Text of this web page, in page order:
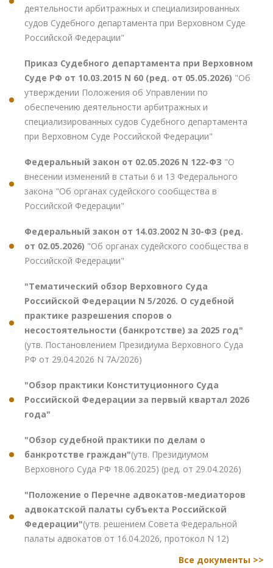
деятельности арбитражных и специализированных
судов Судебного департамента при Верховном Суде
Российской Федерации"
Приказ Судебного департамента при Верховном
Суде РФ от 10.03.2015 N 60 (ред. от 05.05.2026) "Об
утверждении Положения об Управлении по
обеспечению деятельности арбитражных и
специализированных судов Судебного департамента
при Верховном Суде Российской Федерации"
Федеральный закон от 02.05.2026 N 122-ФЗ "О
внесении изменений в статьи 6 и 13 Федерального
закона "Об органах судейского сообщества в
Российской Федерации"
Федеральный закон от 14.03.2002 N 30-ФЗ (ред.
от 02.05.2026) "Об органах судейского сообщества в
Российской Федерации"
"Тематический обзор Верховного Суда
Российской Федерации N 5/2026. О судебной
практике разрешения споров о
несостоятельности (банкротстве) за 2025 год"
(утв. Постановлением Президиума Верховного Суда
РФ от 29.04.2026 N 7А/2026)
"Обзор практики Конституционного Суда
Российской Федерации за первый квартал 2026
года"
"Обзор судебной практики по делам о
банкротстве граждан"(утв. Президиумом
Верховного Суда РФ 18.06.2025) (ред. от 29.04.2026)
"Положение о Перечне адвокатов-медиаторов
адвокатской палаты субъекта Российской
Федерации"(утв. решением Совета Федеральной
палаты адвокатов от 16.04.2026, протокол N 12)
Все документы >>